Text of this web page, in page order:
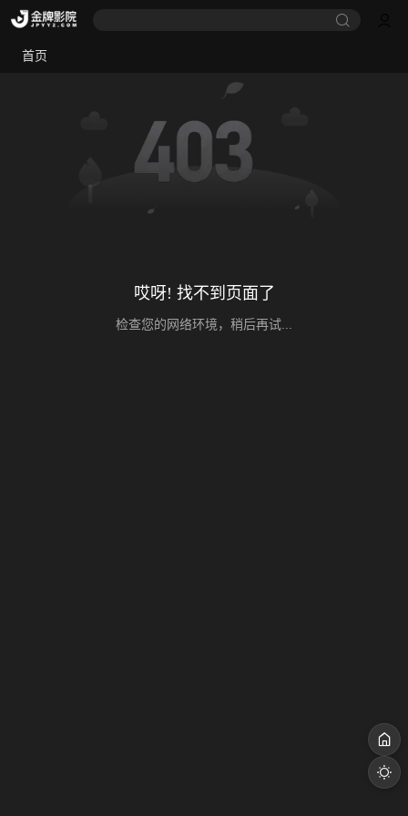
首页
哎呀! 找不到页面了
检查您的网络环境，稍后再试...